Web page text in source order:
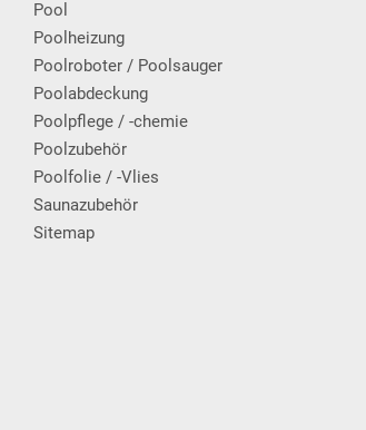
Pool
Poolheizung
Poolroboter / Poolsauger
Poolabdeckung
Poolpflege / -chemie
Poolzubehör
Poolfolie / -Vlies
Saunazubehör
Sitemap